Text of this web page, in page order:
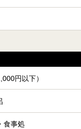
円以下）
食事処